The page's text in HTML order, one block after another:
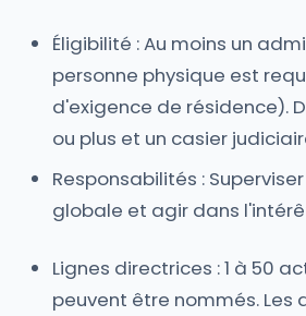
Éligibilité : Au moins un
personne physique est
d'exigence de résidence).
ou plus et un casier
Responsabilités :
globale et agir dans
Lignes directrices : 1 à 50
peuvent être nommés. Les